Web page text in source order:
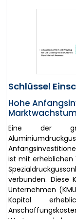
Schlüssel
Hohe
Marktwachstum
Eine der
ist mit erheblichen
verbunden. Diese
Unternehmen
Kapital